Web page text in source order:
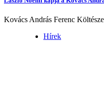
Kovács András Ferenc
Hírek